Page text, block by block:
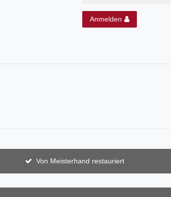
Anmelden
Von Meisterhand restauriert